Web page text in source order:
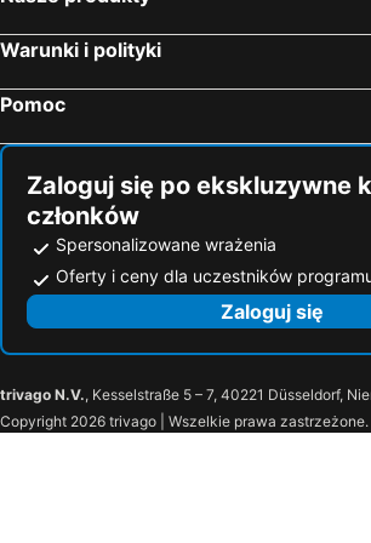
Minusio, luxury hotels
Cantello, luxury hotels
Carona,
Warunki i polityki
Pomoc
Zaloguj się po ekskluzywne
członków
Spersonalizowane wrażenia
Oferty i ceny dla uczestników
Zaloguj się
trivago N.V., Kesselstraße 5 – 7, 40221 Düsseldorf,
Copyright 2026 trivago | Wszelkie prawa zastrzeżone.